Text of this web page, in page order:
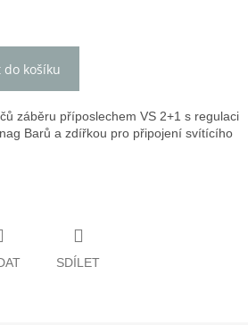
do košíku
záběru příposlechem VS 2+1 s regulaci
Barů a zdířkou pro připojení svítícího
SDÍLET